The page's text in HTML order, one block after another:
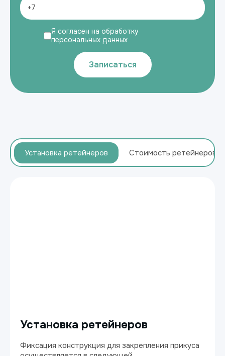
Я согласен на обработку
персональных данных
Записаться
Установка ретейнеров Стоимость ретейнеров
Установка ретейнеров
Фиксация конструкция для закрепления прикуса